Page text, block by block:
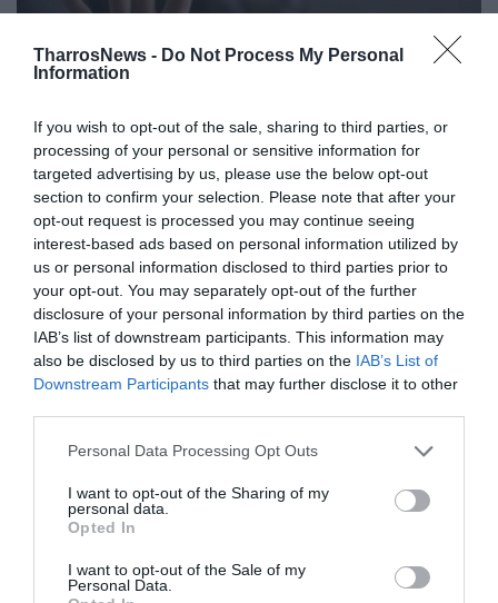
TharrosNews - Do Not Process My Personal
Information
If you wish to opt-out of the sale, sharing to third parties, or
processing of your personal or sensitive information for
targeted advertising by us, please use the below opt-out
section to confirm your selection. Please note that after your
opt-out request is processed you may continue seeing
interest-based ads based on personal information utilized by
us or personal information disclosed to third parties prior to
your opt-out. You may separately opt-out of the further
disclosure of your personal information by third parties on the
IAB’s list of downstream participants. This information may
also be disclosed by us to third parties on the IAB’s List of
Downstream Participants that may further disclose it to other
Personal Data Processing Opt Outs
I want to opt-out of the Sharing of my
personal data.
Opted In
I want to opt-out of the Sale of my
Personal Data.
Συλλογικότητες και φορείς
παρεμβαίνουν για τις
γυναικοκτονίες
03/06/2026 07:55
Σύλλογος για τα Δικαιώματα της Γυναίκας
Καλαμάτας: «Χρέος μας είναι να απλώσουμε το
χέρι σε κάθε γυναίκα που...